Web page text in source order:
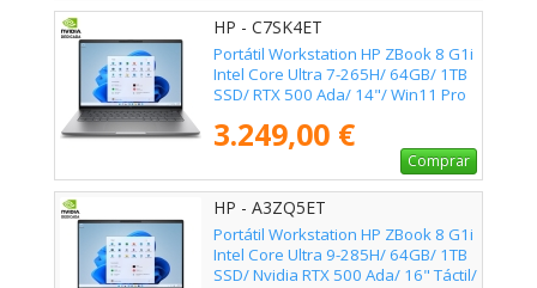
HP - C7SK4ET
Portátil Workstation HP ZBook 8 G1i
Intel Core Ultra 7-265H/ 64GB/ 1TB
SSD/ RTX 500 Ada/ 14"/ Win11 Pro
3.249,00 €
Comprar
HP - A3ZQ5ET
Portátil Workstation HP ZBook 8 G1i
Intel Core Ultra 9-285H/ 64GB/ 1TB
SSD/ Nvidia RTX 500 Ada/ 16" Táctil/